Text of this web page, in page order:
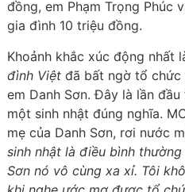
đồng, em Phạm Trọng Phúc
gia đình 10 triệu đồng.
Khoảnh khắc xúc động nhất
đình Việtđã bất ngờ tổ chức
em Danh Sơn. Đây là lần
một sinh nhật đúng nghĩa.
mẹ của Danh Sơn, rơi nước
sinh nhật là điều bình
Sơn nó vô cùng xa xỉ. Tôi